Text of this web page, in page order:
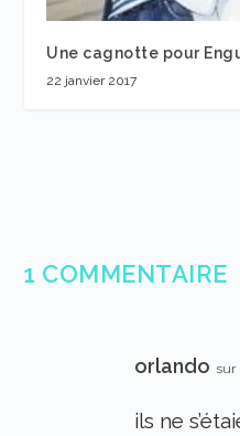
Une cagnotte pour
22 janvier 2017
1 COMMENTAIRE
orlando sur
ils ne